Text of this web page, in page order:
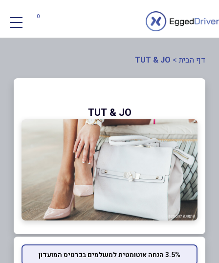
0
דף הבית >
TUT & JO
TUT & JO
3.5% הנחה אוטומטית למשלמים בכרטיס המועדון